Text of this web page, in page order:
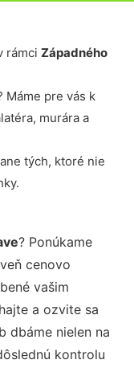
rámci Západného
pre vás k
murára a
tých, ktoré nie
? Ponúkame
cenovo
vašim
a ozvite sa
dbáme nielen na
kontrolu